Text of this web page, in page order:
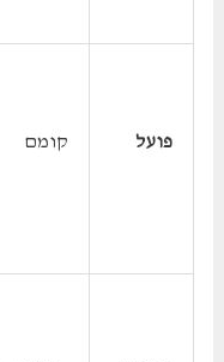
פועל קומם